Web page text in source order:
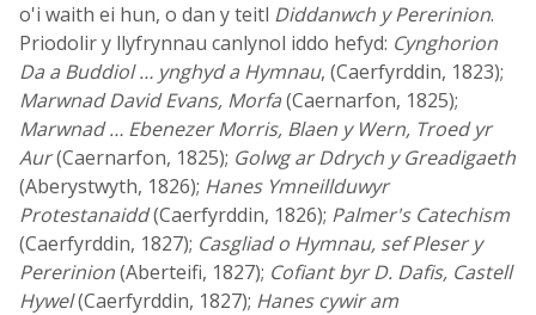
o'i waith ei hun, o dan y teitl Diddanwch y Pererinion.
Priodolir y llyfrynnau canlynol iddo hefyd: Cynghorion
Da a Buddiol … ynghyd a Hymnau, (Caerfyrddin, 1823);
Marwnad David Evans, Morfa(Caernarfon, 1825);
Marwnad … Ebenezer Morris, Blaen y Wern, Troed yr
Aur(Caernarfon, 1825); Golwg ar Ddrych y Greadigaeth
(Aberystwyth, 1826); Hanes Ymneillduwyr
Protestanaidd(Caerfyrddin, 1826); Palmer's Catechism
(Caerfyrddin, 1827); Casgliad o Hymnau, sef Pleser y
Pererinion(Aberteifi, 1827); Cofiant byr D. Dafis, Castell
Hywel(Caerfyrddin, 1827); Hanes cywir am